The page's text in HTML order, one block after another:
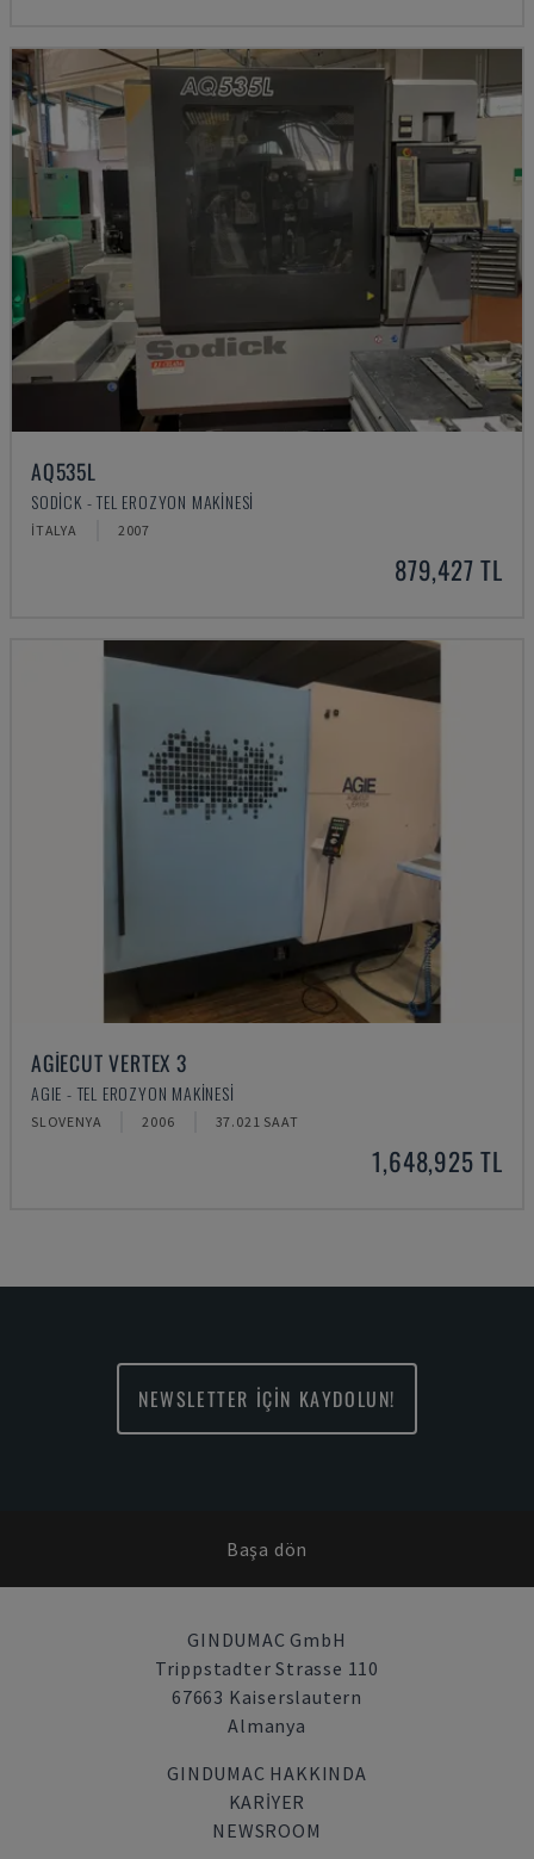
AQ535L
SODICK - TEL EROZYON MAKINESI
İTALYA 2007
879,427 TL
AGIECUT VERTEX 3
AGIE - TEL EROZYON MAKINESI
SLOVENYA 2006 37.021 SAAT
1,648,925 TL
NEWSLETTER İÇİN KAYDOLUN!
Başa dön
GINDUMAC GmbH
Trippstadter Strasse 110
67663 Kaiserslautern
Almanya
GINDUMAC HAKKINDA
KARIYER
NEWSROOM